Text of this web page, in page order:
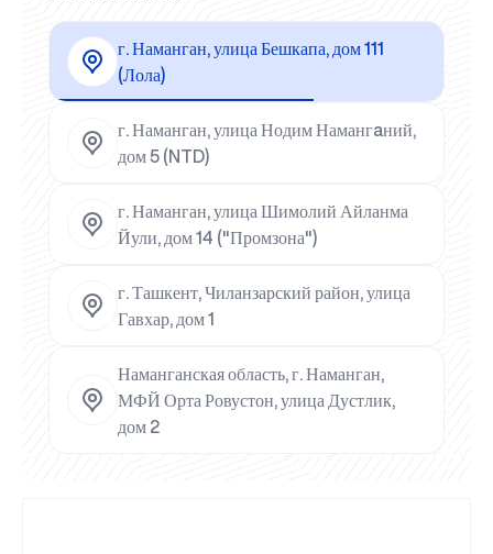
г. Наманган, улица Бешкапа, дом 111
(Лола)
г. Наманган, улица Нодим Намангaний,
дом 5 (NTD)
г. Наманган, улица Шимолий Айланма
Йули, дом 14 ("Промзона")
г. Ташкент, Чиланзарский район, улица
Гавхар, дом 1
Наманганская область, г. Наманган,
МФЙ Орта Ровустон, улица Дустлик,
дом 2